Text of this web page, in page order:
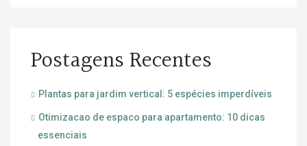
Postagens Recentes
Plantas para jardim vertical: 5 espécies imperdíveis
Otimizacao de espaco para apartamento: 10 dicas
essenciais